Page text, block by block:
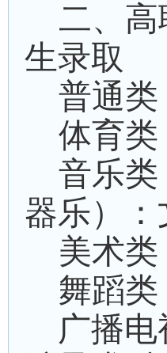
二、
生录取
普通类
体育
音乐类
器乐）
美术
舞蹈类
广播